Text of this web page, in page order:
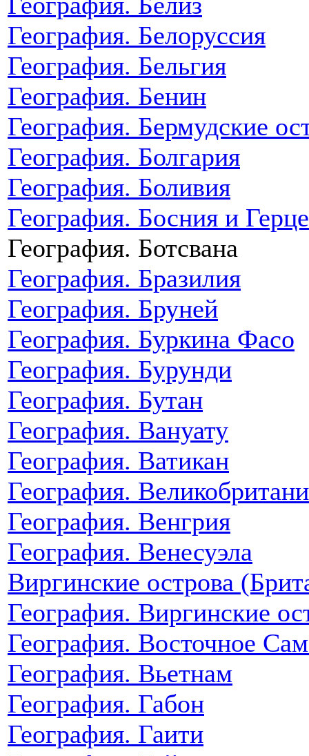
География. Белоруссия
География. Бельгия
География. Бенин
География. Бермудские
География. Болгария
География. Боливия
География. Босния и
География. Ботсвана
География. Бразилия
География. Бруней
География. Буркина Фасо
География. Бурунди
География. Бутан
География. Вануату
География. Ватикан
География.
География. Венгрия
География. Венесуэла
Виргинские острова
География. Виргинские
География. Восточное
География. Вьетнам
География. Габон
География. Гаити